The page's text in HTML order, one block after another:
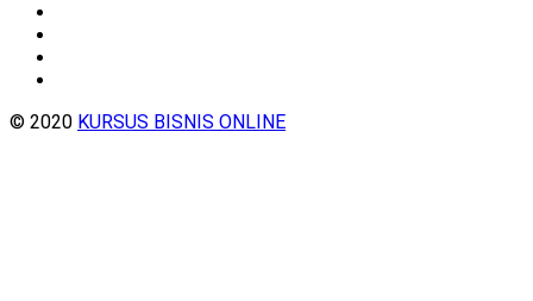
© 2020 KURSUS BISNIS ONLINE